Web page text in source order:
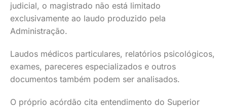
judicial, o magistrado não está limitado
exclusivamente ao laudo produzido pela
Administração.
Laudos médicos particulares, relatórios psicológicos,
exames, pareceres especializados e outros
documentos também podem ser analisados.
O próprio acórdão cita entendimento do Superior